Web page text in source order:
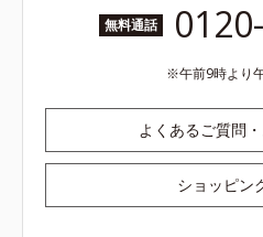
無料通話
午前9時より
よくあるご質問
ショッピン